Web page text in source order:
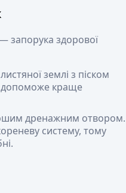
запорука здорової
землі з піском
допоможе краще
дренажним отвором.
систему, тому